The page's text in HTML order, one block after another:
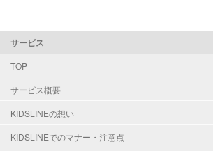
サービス
TOP
サービス概要
KIDSLINEの想い
KIDSLINEでのマナー・注意点